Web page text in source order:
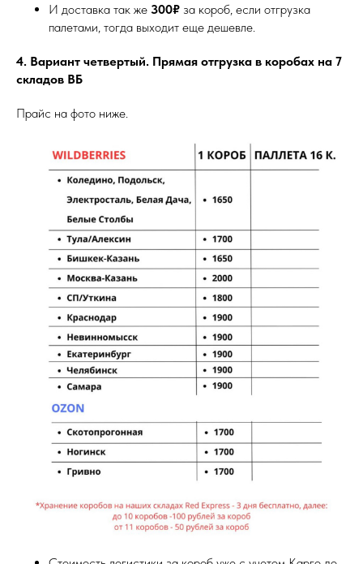
И доставка так же 300₽ за короб, если отгрузка
палетами, тогда выходит еще дешевле.
4. Вариант четвертый. Прямая отгрузка в коробах на 7
складов ВБ
Прайс на фото ниже.